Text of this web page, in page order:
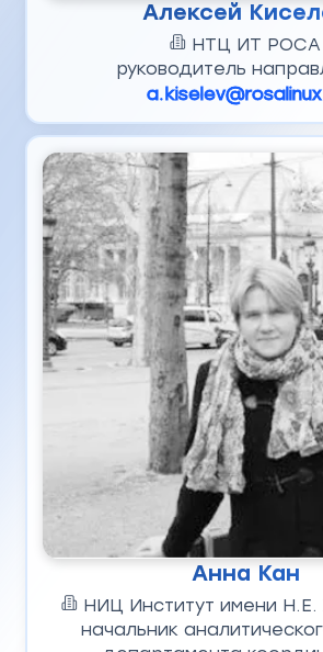
Алексей
НТЦ ИТ РОСА
руководитель
Анна Кан
НИЦ Институт имени Н.Е.
начальник